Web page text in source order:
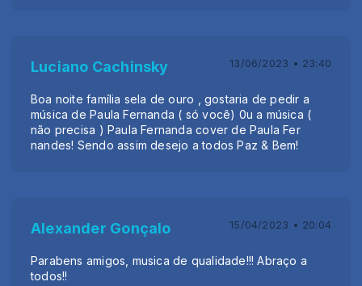
Luciano Cachinsky 13/06/2023 • 23:40
Boa noite família sela de ouro , gostaria de pedir a
música de Paula Fernanda ( só você) 0u a música (
não precisa ) Paula Fernanda cover de Paula Fer
nandes! Sendo assim desejo a todos Paz & Bem!
Alexander Gonçalo 15/04/2023 • 20:04
Parabens amigos, musica de qualidade!!! Abraço a
todos!!